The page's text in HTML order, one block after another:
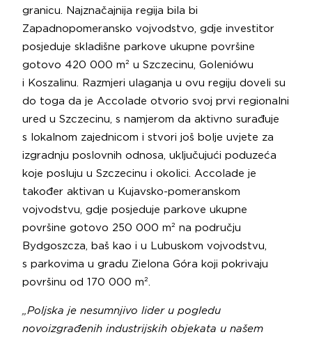
granicu. Najznačajnija regija bila bi
Zapadnopomeransko vojvodstvo, gdje investitor
posjeduje skladišne parkove ukupne površine
gotovo 420 000 m² u Szczecinu, Goleniówu
i Koszalinu. Razmjeri ulaganja u ovu regiju doveli su
do toga da je Accolade otvorio svoj prvi regionalni
ured u Szczecinu, s namjerom da aktivno surađuje
s lokalnom zajednicom i stvori još bolje uvjete za
izgradnju poslovnih odnosa, uključujući poduzeća
koje posluju u Szczecinu i okolici. Accolade je
također aktivan u Kujavsko-pomeranskom
vojvodstvu, gdje posjeduje parkove ukupne
površine gotovo 250 000 m² na području
Bydgoszcza, baš kao i u Lubuskom vojvodstvu,
s parkovima u gradu Zielona Góra koji pokrivaju
površinu od 170 000 m².
„Poljska je nesumnjivo lider u pogledu
novoizgrađenih industrijskih objekata u našem